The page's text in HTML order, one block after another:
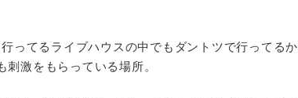
ってるライブハウスの中でもダントツで行ってる
激をもらっている場所。